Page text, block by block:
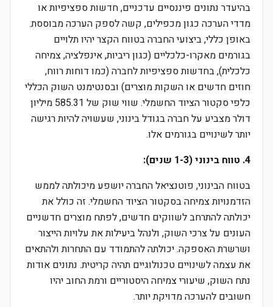
בהיעדר נתונים פיננסיים עדכניים, חדשות ספציפיות או
מדדי הערכה כגון מכפילים, קשה לספק הערכה מבוססת.
באופן כללי, ביצועי החברה בטווח הקצר יהיו תלויים
בגורמים מאקרו-כלכליים (כגון ריביות, אינפלציה, צמיחה
כלכלית), בחדשות ספציפיות לחברה (כמו דוחות רווח,
חוזים חדשים או השקות מוצרים) ובסנטימנט השוק הכללי
כלפי סקטור הציוד החשמלי. שווי שוק של 585.31 מיליון
דולר מצביע על חברה בגודל בינוני, שעשויה להיות רגישה
יותר לשינויים בגורמים אלו.
4. טווח בינוני (1-3 שנים):
בטווח הבינוני, פוטנציאל החברה יושפע מיכולתה לממש
הזדמנויות צמיחה בסקטור הציוד החשמלי. זה כולל את
יכולתה להתרחב לשווקים חדשים, לפתח מוצרים חדשניים
העונים על צרכי השוק, ולנהל ביעילות את עלויות הייצור
ושרשרת האספקה. יכולתה להתמודד עם התחרות ולהתאים
את עצמה לשינויים טכנולוגיים תהיה קריטית. נתונים אודות
נתח השוק, שיעורי צמיחה היסטוריים ורמת החוב יהיו
חשובים להערכה מדויקת יותר.